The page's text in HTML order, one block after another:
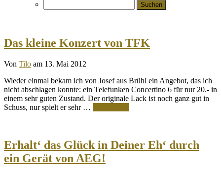
nach:
Das kleine Konzert von TFK
Von Tilo am 13. Mai 2012
Wieder einmal bekam ich von Josef aus Brühl ein Angebot, das ich
nicht abschlagen konnte: ein Telefunken Concertino 6 für nur 20.- in
einem sehr guten Zustand. Der originale Lack ist noch ganz gut in
Schuss, nur spielt er sehr …
Erhalt‘ das Glück in Deiner Eh‘ durch
ein Gerät von AEG!